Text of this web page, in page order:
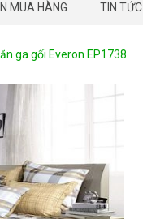
MUA HÀNG TIN TỨC
ga gối Everon EP1738